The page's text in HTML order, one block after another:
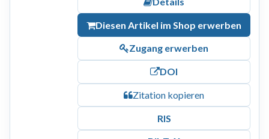
Diesen Artikel im Shop erwerben
Zugang erwerben
DOI
Zitation kopieren
RIS